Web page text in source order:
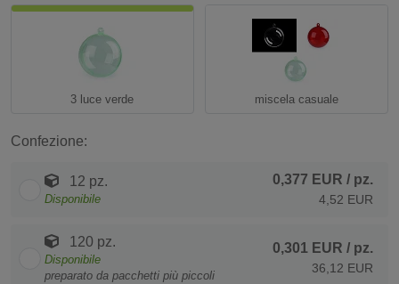
3 luce verde miscela casuale
Confezione:
12 pz.
Disponibile
0,377 EUR / pz.
4,52 EUR
120 pz.
Disponibile
preparato da pacchetti più piccoli
0,301 EUR / pz.
36,12 EUR